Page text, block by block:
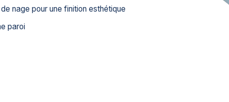
nage pour une finition esthétique
paroi